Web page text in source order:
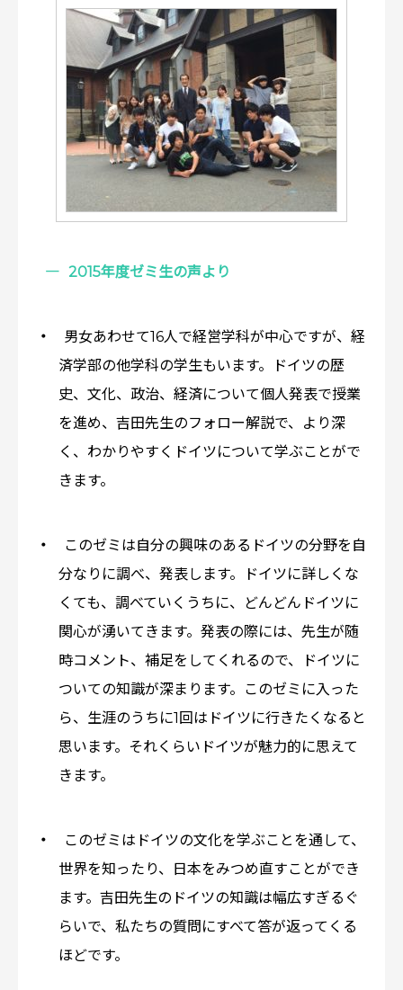
2015年度ゼミ生の声より
男女あわせて16人で経営学科が中心ですが、経
済学部の他学科の学生もいます。ドイツの歴
史、文化、政治、経済について個人発表で授業
を進め、吉田先生のフォロー解説で、より深
く、わかりやすくドイツについて学ぶことがで
きます。
このゼミは自分の興味のあるドイツの分野を自
分なりに調べ、発表します。ドイツに詳しくな
くても、調べていくうちに、どんどんドイツに
関心が湧いてきます。発表の際には、先生が随
時コメント、補足をしてくれるので、ドイツに
ついての知識が深まります。このゼミに入った
ら、生涯のうちに1回はドイツに行きたくなると
思います。それくらいドイツが魅力的に思えて
きます。
このゼミはドイツの文化を学ぶことを通して、
世界を知ったり、日本をみつめ直すことができ
ます。吉田先生のドイツの知識は幅広すぎるぐ
らいで、私たちの質問にすべて答が返ってくる
ほどです。